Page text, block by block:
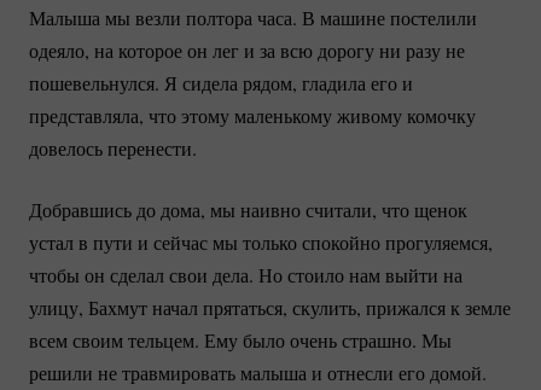
Малыша мы везли полтора часа. В машине постелили
одеяло, на которое он лег и за всю дорогу ни разу не
пошевельнулся. Я сидела рядом, гладила его и
представляла, что этому маленькому живому комочку
довелось перенести.
Добравшись до дома, мы наивно считали, что щенок
устал в пути и сейчас мы только спокойно прогуляемся,
чтобы он сделал свои дела. Но стоило нам выйти на
улицу, Бахмут начал прятаться, скулить, прижался к земле
всем своим тельцем. Ему было очень страшно. Мы
решили не травмировать малыша и отнесли его домой.